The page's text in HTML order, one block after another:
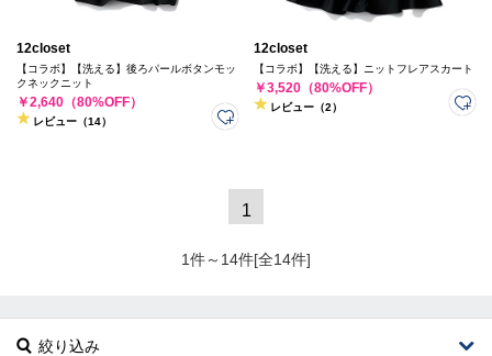
12closet
【コラボ】【洗える】後ろパールボタンモッ
クネックニット
￥2,640（80%OFF）
レビュー（14）
12closet
【コラボ】【洗える】ニットフレアスカート
￥3,520（80%OFF）
レビュー（2）
1
1件～14件[全14件]
絞り込み